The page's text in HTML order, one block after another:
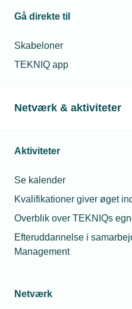
Gå direkte til
Skabeloner
TEKNIQ app
Netværk & aktiviteter
Aktiviteter
Se kalender
Kvalifikationer giver øget
Overblik over TEKNIQs
Efteruddannelse i
Management
Netværk